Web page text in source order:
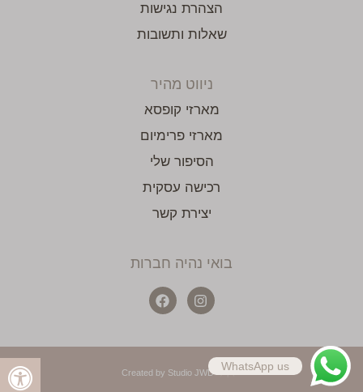
הצהרת נגישות
שאלות ותשובות
ניווט מהיר
מארזי קופסא
מארזי פרימיום
הסיפור שלי
רכישה עסקית
יצירת קשר
בואי נהיה חברות
Created by Studio JWD
WhatsApp us